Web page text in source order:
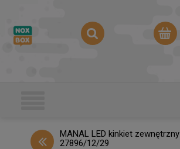
MANAL LED kinkiet zewnętrzny
27896/12/29